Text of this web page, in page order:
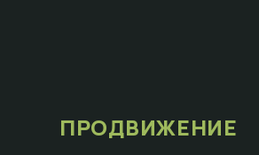
ПРОДВИЖЕНИЕ